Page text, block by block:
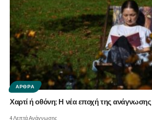
ΆΡΘΡΑ
Χαρτί ή οθόνη; Η νέα εποχή της ανάγνωσης
4 Λεπτά Ανάγνωσης